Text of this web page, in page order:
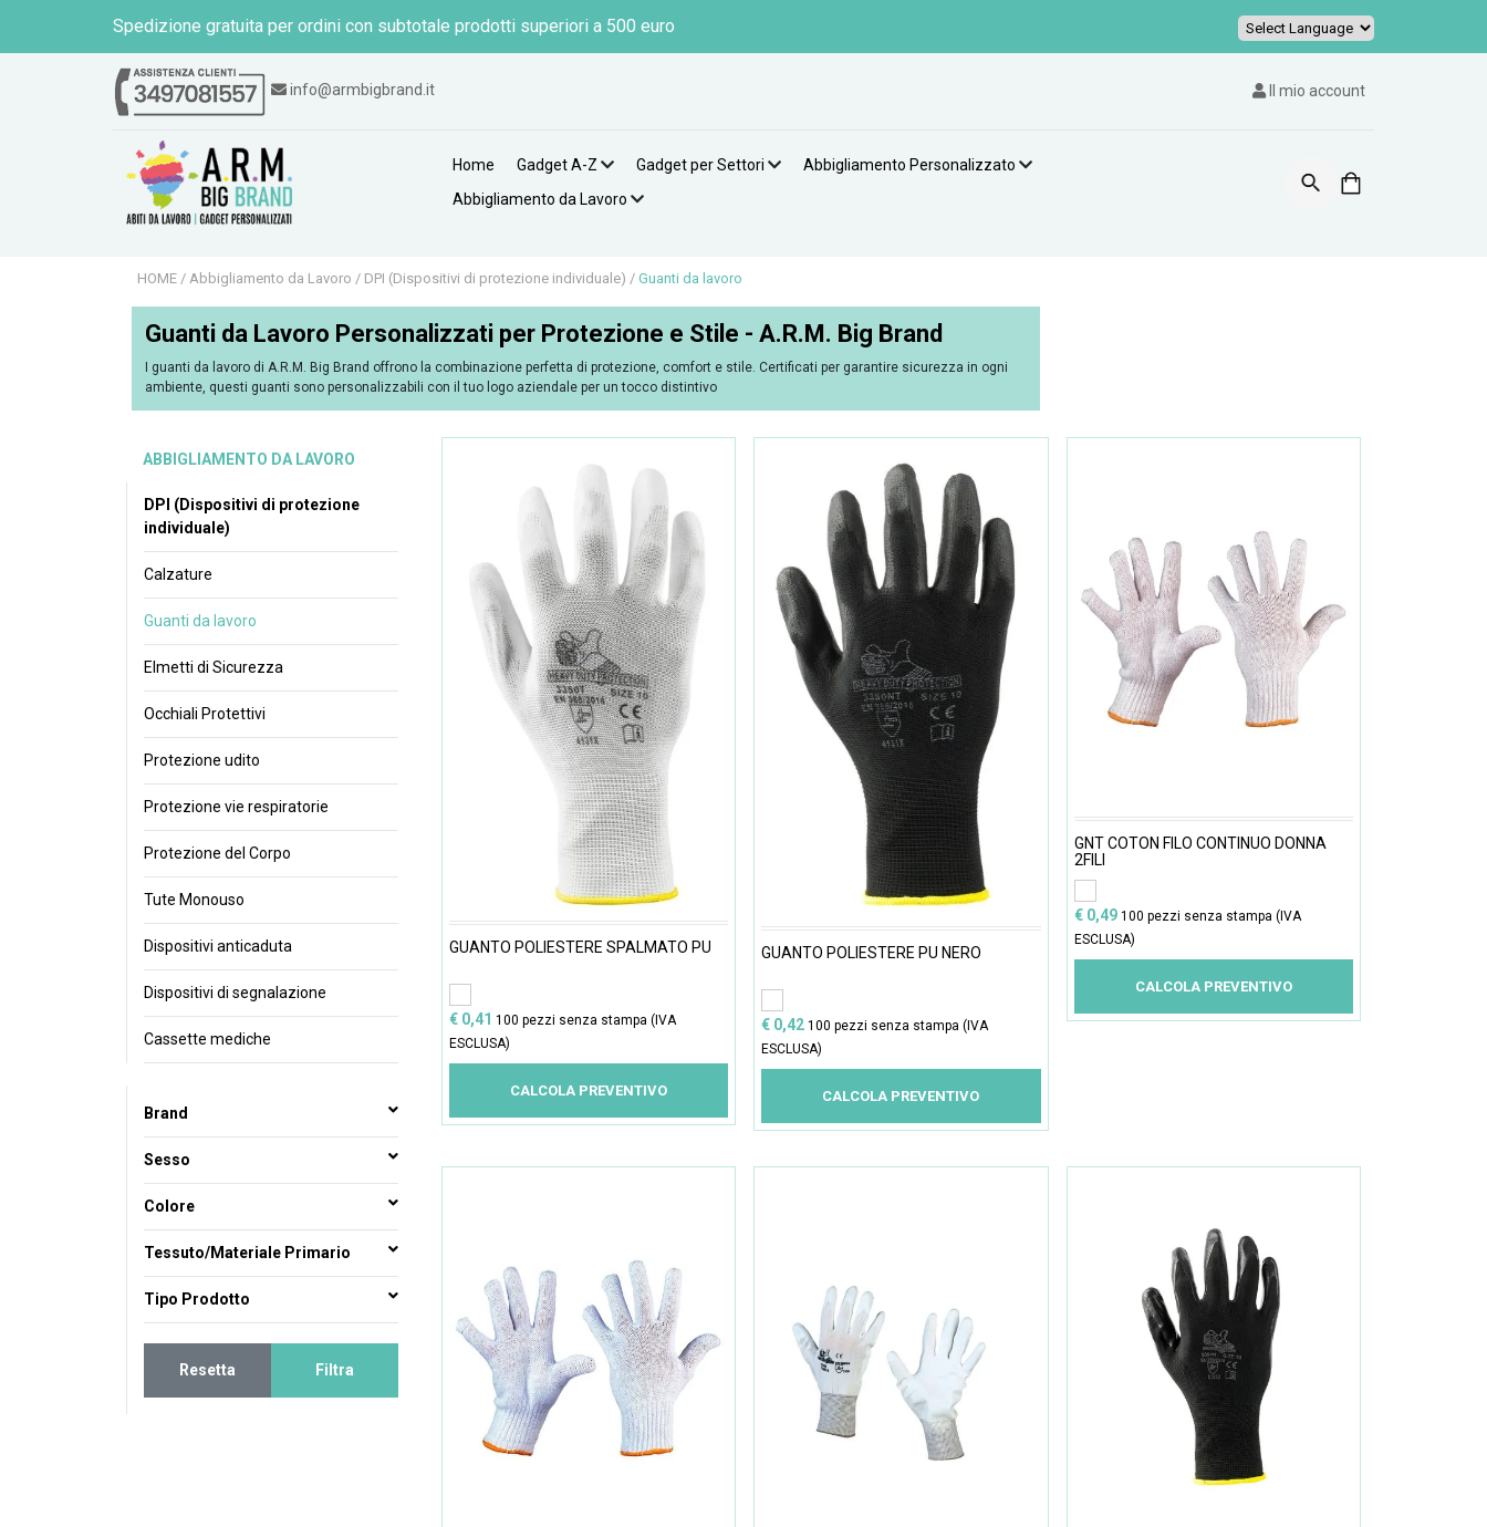
Spedizione gratuita per ordini con subtotale prodotti superiori a 500 euro
Powered by
info@armbigbrand.it Il mio account
Home Gadget A-Z Gadget per Settori
Abbigliamento Personalizzato
Abbigliamento da Lavoro
HOME / Abbigliamento da Lavoro / DPI (Dispositivi di protezione individuale) / Guanti da lavoro
Guanti da Lavoro Personalizzati per Protezione e Stile - A.R.M. Big Brand
I guanti da lavoro di A.R.M. Big Brand offrono la combinazione perfetta di protezione, comfort e stile. Certificati per garantire sicurezza in ogni
ambiente, questi guanti sono personalizzabili con il tuo logo aziendale per un tocco distintivo
ABBIGLIAMENTO DA LAVORO
DPI (Dispositivi di protezione
individuale)
Calzature
Guanti da lavoro
Elmetti di Sicurezza
Occhiali Protettivi
Protezione udito
Protezione vie respiratorie
Protezione del Corpo
Tute Monouso
Dispositivi anticaduta
Dispositivi di segnalazione
Cassette mediche
Brand
Sesso
Colore
Tessuto/Materiale Primario
Tipo Prodotto
Resetta Filtra
GUANTO POLIESTERE SPALMATO PU
€ 0,41 100 pezzi senza stampa (IVA
ESCLUSA)
CALCOLA PREVENTIVO
GUANTO POLIESTERE PU NERO
€ 0,42100 pezzi senza stampa (IVA
ESCLUSA)
CALCOLA PREVENTIVO
GNT COTON FILO CONTINUO DONNA
2FILI
€ 0,49 100 pezzi senza stampa (IVA
ESCLUSA)
CALCOLA PREVENTIVO